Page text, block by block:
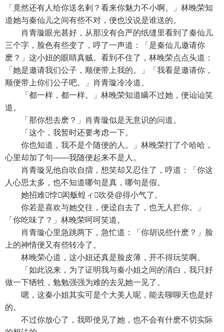
「竟然还有人给你送名剌？看来你魅力不小啊。」林晚荣知
道她与秦仙儿之间有些不对，便也没说是谁送的。
肖青璇眼光甚好，从那没有合严的纸缝里看到了秦仙儿
三个字，脸色有些变了，哼了一声道：「是秦仙儿邀请你
麽？」这小妞的眼睛真贼。看到不住了，林晚荣点点头道：
「她是邀请我们公子，顺便带上我的。」「我看是邀请你，
顺便带上你们公子吧。」肖青璇冷冷道。
「都一样，都一样。」林晚荣知道瞒不过她，便讪讪笑
道。
「那你想去麽？」肖青璇似是无意识的问道。
「这个，我暂时还要考虑一下。
你也知道，我不是个随便的人。」林晚荣打了个哈哈，
心里却加了句——我随便起来不是人。
肖青璇见他自吹自擂，想笑却又忍住了，哼道：「你这
人心思太多，也不知道哪句是真，哪句是假。
她招难悖闳舨蝗ィ吹癸@得小气了。
你若是喜欢与她交往，便迳自去了，也无人拦你。」
「你吃味了？」林晚荣呵呵笑道。
肖青璇心里急跳两下，急忙道：「你胡说些什麽？」脸
上的神情便又有些转冷了。
林晚荣心道，这小妞还真是脸皮薄，开不得玩笑啊。
「如此说来，为了证明我与秦小姐之间的清白，我只好
做一下牺牲，勉勉强强为难的去见她一见了。
嗯，这秦小姐其实可是个大美人呢，能去聊聊天也是好
的。
不过你放心了，我即使见了她，也不会有什麽不切实际